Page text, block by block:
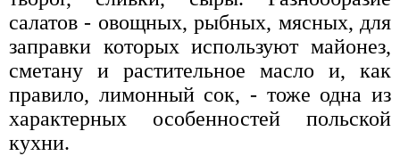
салатов - овощных, рыбных, мясных, для
заправки которых используют майонез,
сметану и растительное масло и, как
правило, лимонный сок, - тоже одна из
характерных особенностей польской
кухни.